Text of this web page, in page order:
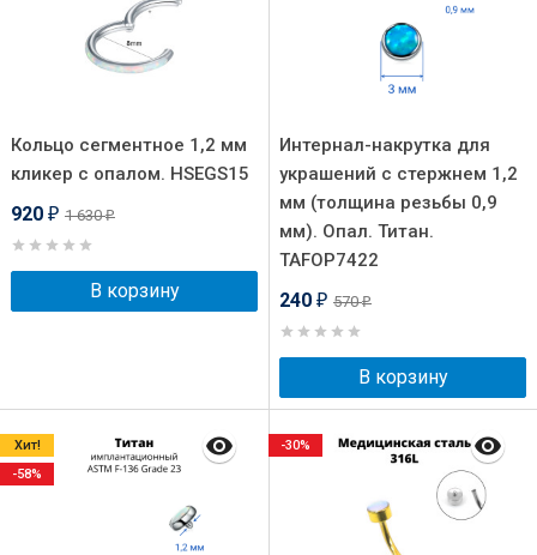
Кольцо сегментное 1,2 мм
кликер с опалом. HSEGS15
920 ₽ 1 630₽
В корзину
Интернал-накрутка для
украшений с стержнем 1,2
мм (толщина резьбы 0,9
мм). Опал. Титан.
TAFOP7422
240 ₽ 570₽
В корзину
Хит!
-58%
-30%